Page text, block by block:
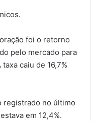
foi o retorno
pelo mercado para
caiu de 16,7%
registrado no último
em 12,4%.